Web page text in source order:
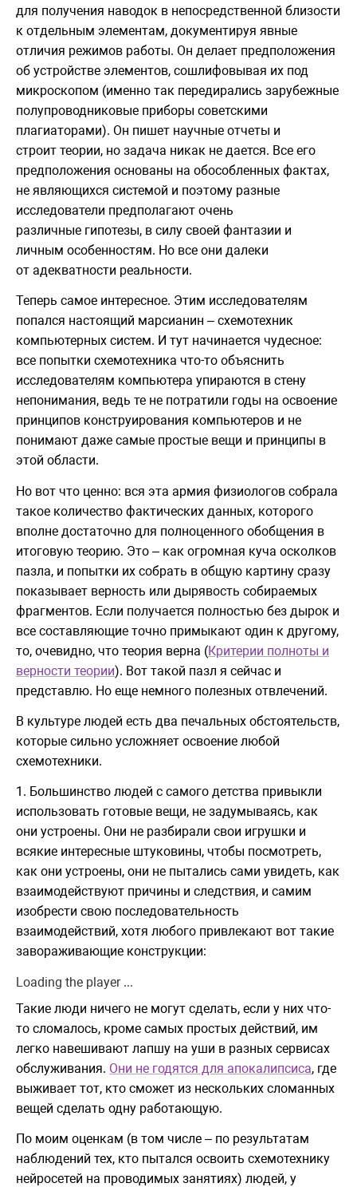
для получения наводок в непосредственной близости
к отдельным элементам, документируя явные
отличия режимов работы. Он делает предположения
об устройстве элементов, сошлифовывая их под
микроскопом (именно так передирались зарубежные
полупроводниковые приборы советскими
плагиаторами). Он пишет научные отчеты и
строит теории, но задача никак не дается. Все его
предположения основаны на обособленных фактах,
не являющихся системой и поэтому разные
исследователи предполагают очень
различные гипотезы, в силу своей фантазии и
личным особенностям. Но все они далеки
от адекватности реальности.
Теперь самое интересное. Этим исследователям
попался настоящий марсианин – схемотехник
компьютерных систем. И тут начинается чудесное:
все попытки схемотехника что-то объяснить
исследователям компьютера упираются в стену
непонимания, ведь те не потратили годы на освоение
принципов конструирования компьютеров и не
понимают даже самые простые вещи и принципы в
этой области.
Но вот что ценно: вся эта армия физиологов собрала
такое количество фактических данных, которого
вполне достаточно для полноценного обобщения в
итоговую теорию. Это – как огромная куча осколков
пазла, и попытки их собрать в общую картину сразу
показывает верность или дырявость собираемых
фрагментов. Если получается полностью без дырок и
все составляющие точно примыкают один к другому,
то, очевидно, что теория верна (Критерии полноты и
верности теории). Вот такой пазл я сейчас и
представлю. Но еще немного полезных отвлечений.
В культуре людей есть два печальных обстоятельств,
которые сильно усложняет освоение любой
схемотехники.
1. Большинство людей с самого детства привыкли
использовать готовые вещи, не задумываясь, как
они устроены. Они не разбирали свои игрушки и
всякие интересные штуковины, чтобы посмотреть,
как они устроены, они не пытались сами увидеть, как
взаимодействуют причины и следствия, и самим
изобрести свою последовательность
взаимодействий, хотя любого привлекают вот такие
завораживающие конструкции:
Loading the player ...
Такие люди ничего не могут сделать, если у них что-
то сломалось, кроме самых простых действий, им
легко навешивают лапшу на уши в разных сервисах
обслуживания. Они не годятся для апокалипсиса, где
выживает тот, кто сможет из нескольких сломанных
вещей сделать одну работающую.
По моим оценкам (в том числе – по результатам
наблюдений тех, кто пытался освоить схемотехнику
нейросетей на проводимых занятиях) людей, у